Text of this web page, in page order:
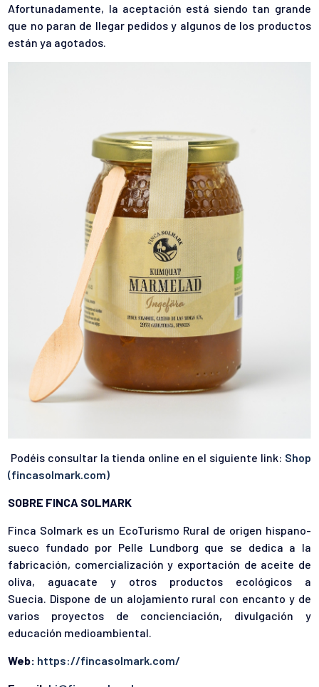
Afortunadamente, la aceptación está siendo tan grande
que no paran de llegar pedidos y algunos de los productos
están ya agotados.
Podéis consultar la tienda online en el siguiente link: Shop
(fincasolmark.com)
SOBRE FINCA SOLMARK
Finca Solmark es un EcoTurismo Rural de origen hispano-
sueco fundado por Pelle Lundborg que se dedica a la
fabricación, comercialización y exportación de aceite de
oliva, aguacate y otros productos ecológicos a
Suecia. Dispone de un alojamiento rural con encanto y de
varios proyectos de concienciación, divulgación y
educación medioambiental.
Web: https://fincasolmark.com/